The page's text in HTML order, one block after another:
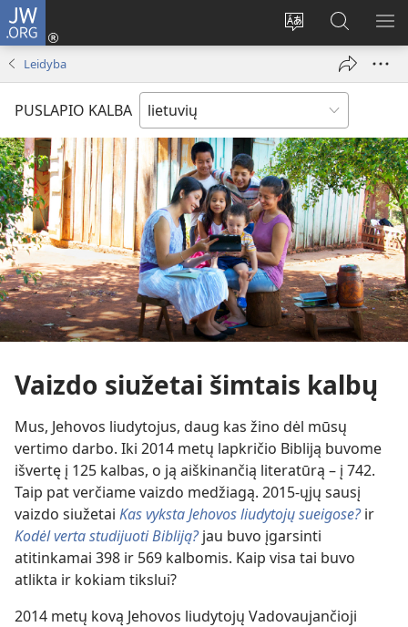
JW.ORG
Pakeisti
svetainės
Prisijungti
(atsiveria Paieška
svetainėje
JW.ORG
Leidyba
PUSLAPIO KALBA
Vaizdo siužetai šimtais kalbų
Mus, Jehovos liudytojus, daug kas žino dėl mūsų
vertimo darbo. Iki 2014 metų lapkričio Bibliją buvome
išvertę į 125 kalbas, o ją aiškinančią literatūrą – į 742.
Taip pat verčiame vaizdo medžiagą. 2015-ųjų sausį
vaizdo siužetai Kas vyksta Jehovos liudytojų sueigose?ir
Kodėl verta studijuoti Bibliją?jau buvo įgarsinti
atitinkamai 398 ir 569 kalbomis. Kaip visa tai buvo
atlikta ir kokiam tikslui?
2014 metų kovą Jehovos liudytojų Vadovaujančioji